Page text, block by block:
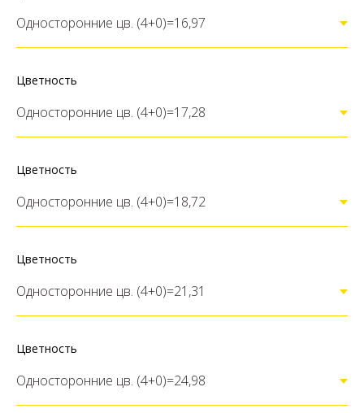
Цветность
Цветность
Цветность
Цветность